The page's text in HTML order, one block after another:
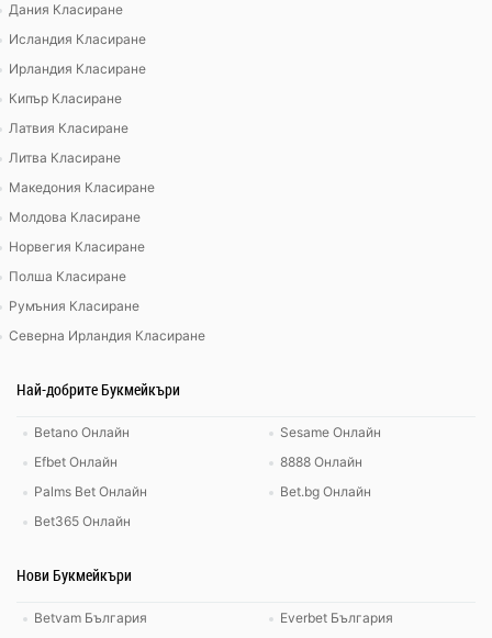
Дания Класиране
Исландия Класиране
Ирландия Класиране
Кипър Класиране
Латвия Класиране
Литва Класиране
Македония Класиране
Молдова Класиране
Норвегия Класиране
Полша Класиране
Румъния Класиране
Северна Ирландия Класиране
Най-добрите Букмейкъри
Betano Онлайн
Efbet Онлайн
Palms Bet Онлайн
Bet365 Онлайн
Sesame Онлайн
8888 Онлайн
Bet.bg Онлайн
Нови Букмейкъри
Betvam България
Everbet България